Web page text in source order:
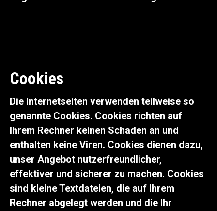
Cookies
Die Internetseiten verwenden teilweise so
genannte Cookies. Cookies richten auf
Ihrem Rechner keinen Schaden an und
enthalten keine Viren. Cookies dienen dazu,
unser Angebot nutzerfreundlicher,
effektiver und sicherer zu machen. Cookies
sind kleine Textdateien, die auf Ihrem
Rechner abgelegt werden und die Ihr